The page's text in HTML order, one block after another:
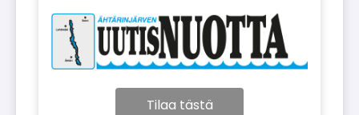
Tilaa tästä